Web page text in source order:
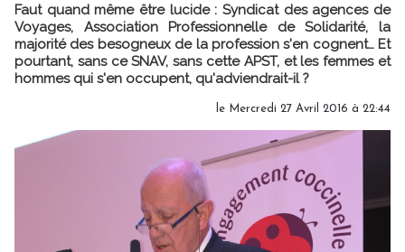
Faut quand même être lucide : Syndicat des agences de
Voyages, Association Professionnelle de Solidarité, la
majorité des besogneux de la profession s'en cognent… Et
pourtant, sans ce SNAV, sans cette APST, et les femmes et
hommes qui s'en occupent, qu'adviendrait-il ?
le Mercredi 27 Avril 2016 à 22:44